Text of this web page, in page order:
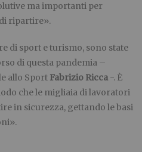
ma importanti per
ripartire».
di sport e turismo, sono state
di questa pandemia –
allo Sport Fabrizio Ricca -. È
che le migliaia di lavoratori
in sicurezza, gettando le basi